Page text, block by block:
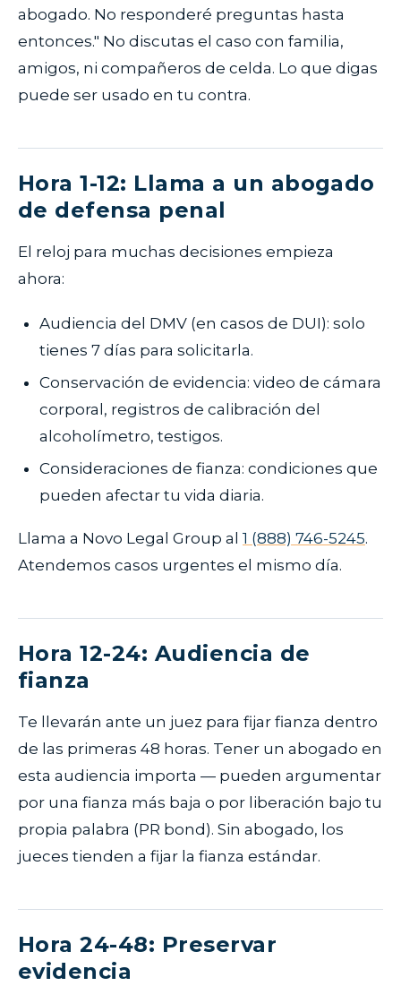
abogado. No responderé preguntas hasta
entonces." No discutas el caso con familia,
amigos, ni compañeros de celda. Lo que digas
puede ser usado en tu contra.
Hora 1-12: Llama a un abogado
de defensa penal
El reloj para muchas decisiones empieza
ahora:
Audiencia del DMV (en casos de DUI): solo
tienes 7 días para solicitarla.
Conservación de evidencia: video de cámara
corporal, registros de calibración del
alcoholímetro, testigos.
Consideraciones de fianza: condiciones que
pueden afectar tu vida diaria.
Llama a Novo Legal Group al 1 (888) 746-5245.
Atendemos casos urgentes el mismo día.
Hora 12-24: Audiencia de
fianza
Te llevarán ante un juez para fijar fianza dentro
de las primeras 48 horas. Tener un abogado en
esta audiencia importa — pueden argumentar
por una fianza más baja o por liberación bajo tu
propia palabra (PR bond). Sin abogado, los
jueces tienden a fijar la fianza estándar.
Hora 24-48: Preservar
evidencia